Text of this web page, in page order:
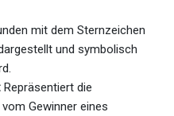
mit dem Sternzeichen
und symbolisch
Repräsentiert die
Gewinner eines